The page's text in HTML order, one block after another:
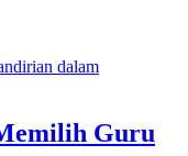
Guru